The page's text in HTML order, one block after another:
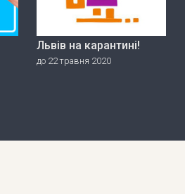
Львів на карантині!
до 22 травня 2020